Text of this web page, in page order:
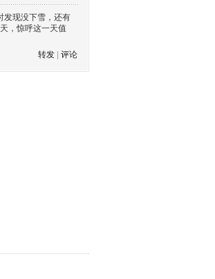
发现没下雪，还有
，惊呼这一天值
转发
评论